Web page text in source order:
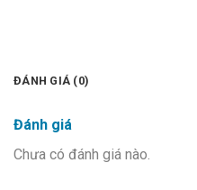
ĐÁNH GIÁ (0)
Đánh giá
Chưa có đánh giá nào.